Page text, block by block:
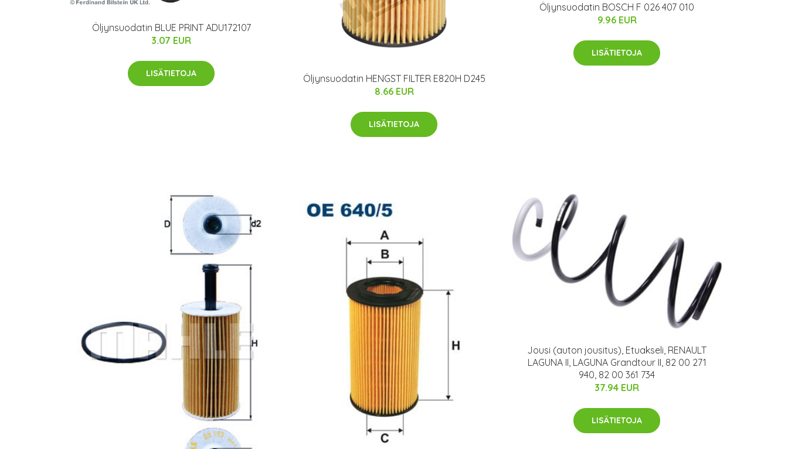
Öljynsuodatin BLUE PRINT ADU172107
3.07 EUR
LISÄTIETOJA
Öljynsuodatin HENGST FILTER E820H D245
8.66 EUR
LISÄTIETOJA
Öljynsuodatin BOSCH F 026 407 010
9.96 EUR
LISÄTIETOJA
Jousi (auton jousitus), Etuakseli, RENAULT
LAGUNA II, LAGUNA Grandtour II, 82 00 271
940, 82 00 361 734
37.94 EUR
LISÄTIETOJA